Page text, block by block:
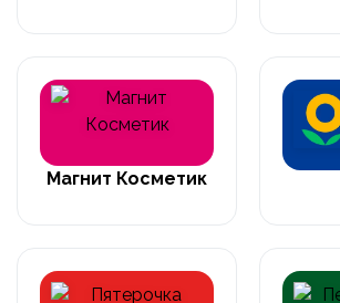
Магнит Косметик